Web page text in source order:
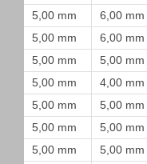
5,00 mm
6,00 mm
5,00 mm
6,00 mm
5,00 mm
5,00 mm
5,00 mm
4,00 mm
5,00 mm
5,00 mm
5,00 mm
5,00 mm
5,00 mm
5,00 mm